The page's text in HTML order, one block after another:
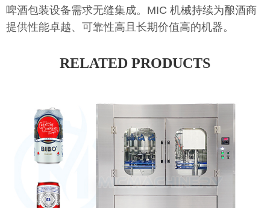
啤酒包装设备需求无缝集成。MIC 机械持续为酿酒商
提供性能卓越、可靠性高且长期价值高的机器。
RELATED PRODUCTS